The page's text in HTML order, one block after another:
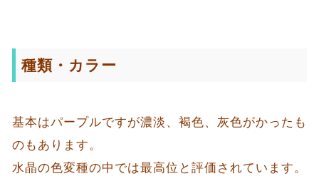
種類・カラー
基本はパープルですが濃淡、褐色、灰色がかったも
のもあります。
水晶の色変種の中では最高位と評価されています。